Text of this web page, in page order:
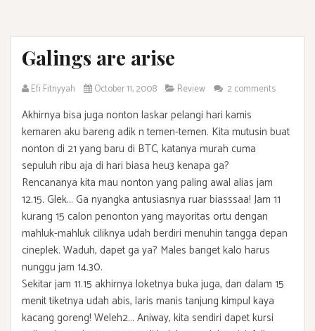
Galings are arise
Efi Fitriyyah October 11, 2008 Review 2 comments
Akhirnya bisa juga nonton laskar pelangi hari kamis
kemaren aku bareng adik n temen-temen. Kita mutusin buat
nonton di 21 yang baru di BTC, katanya murah cuma
sepuluh ribu aja di hari biasa heu3 kenapa ga?
Rencananya kita mau nonton yang paling awal alias jam
12.15. Glek... Ga nyangka antusiasnya ruar biasssaa! Jam 11
kurang 15 calon penonton yang mayoritas ortu dengan
mahluk-mahluk ciliknya udah berdiri menuhin tangga depan
cineplek. Waduh, dapet ga ya? Males banget kalo harus
nunggu jam 14.30.
Sekitar jam 11.15 akhirnya loketnya buka juga, dan dalam 15
menit tiketnya udah abis, laris manis tanjung kimpul kaya
kacang goreng! Weleh2... Aniway, kita sendiri dapet kursi